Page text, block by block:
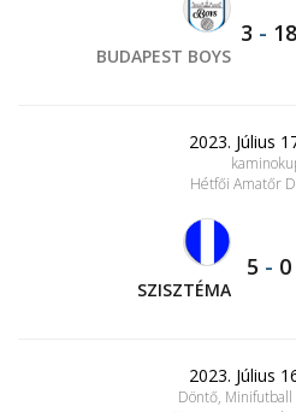
BUDAPEST BOYS
3 - 18
2023. Július
Hétfői Amatőr
SZISZTÉMA
5 - 0
2023. Július
Döntő, Minifutball